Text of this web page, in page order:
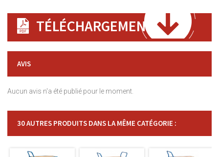
TÉLÉCHARGEMENT
AVIS
Aucun avis n'a été publié pour le moment.
30 AUTRES PRODUITS DANS LA MÊME CATÉGORIE :